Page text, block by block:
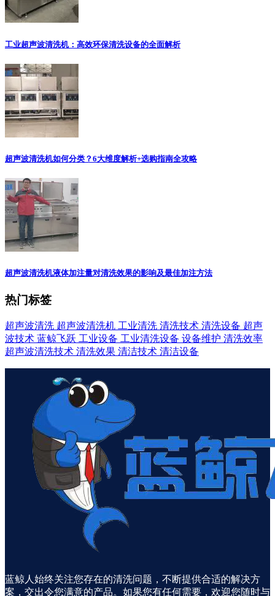
工业超声波清洗机：高效环保清洗设备的全面解析
超声波清洗机如何分类？6大维度解析+选购指南全攻略
超声波清洗机液体加注量对清洗效果的影响及最佳加注方法
热门标签
超声波清洗 超声波清洗机 工业清洗 清洗技术 清洗设备 超声
波技术 蓝鲸飞跃 工业设备 工业清洗设备 设备维护 清洗效率
超声波清洗技术 清洗效果 清洁技术 清洁设备
蓝鲸人始终关注您存在的清洗问题，不断提供合适的解决方
案，交出令您满意的产品。如果您有任何需要，欢迎您随时与